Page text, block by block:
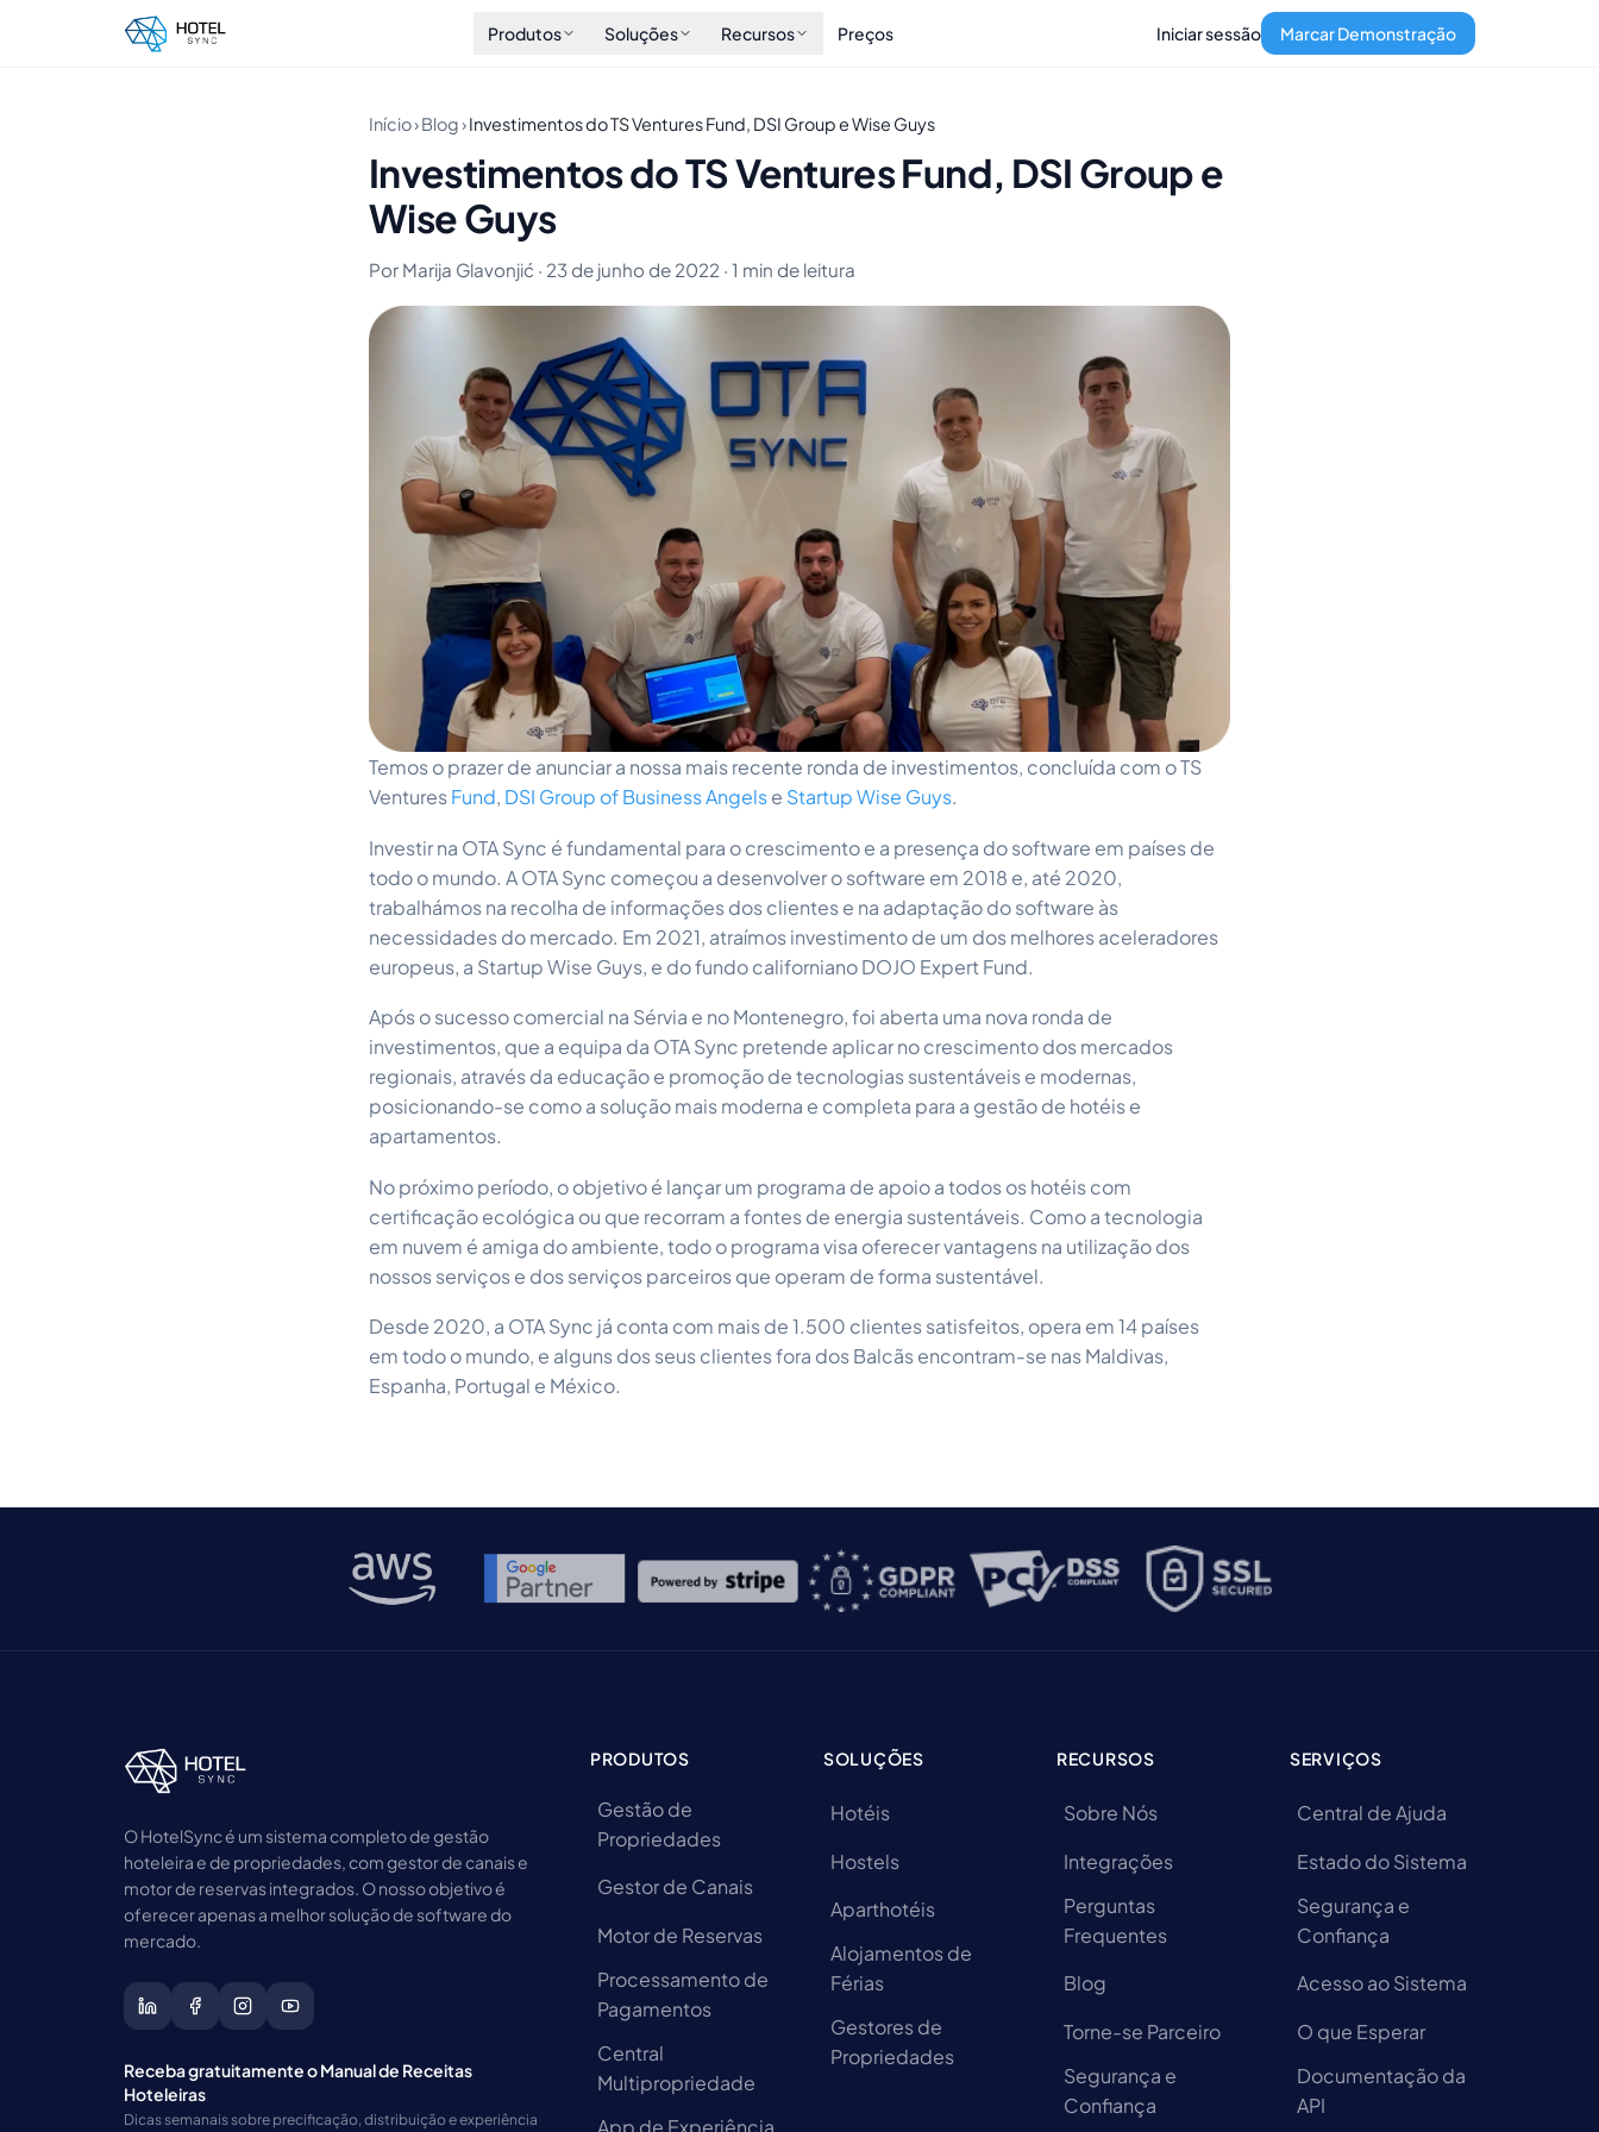
Produtos Soluções Recursos Preços Iniciar sessão Marcar Demonstração
Início›Blog›Investimentos do TS Ventures Fund, DSI Group e Wise Guys
Investimentos do TS Ventures Fund, DSI Group e
Wise Guys
Por Marija Glavonjić · 23 de junho de 2022 · 1 min de leitura
Temos o prazer de anunciar a nossa mais recente ronda de investimentos, concluída com o TS
VenturesFund, DSI Group of Business Angelse Startup Wise Guys.
Investir na OTA Sync é fundamental para o crescimento e a presença do software em países de
todo o mundo. A OTA Sync começou a desenvolver o software em 2018 e, até 2020,
trabalhámos na recolha de informações dos clientes e na adaptação do software às
necessidades do mercado. Em 2021, atraímos investimento de um dos melhores aceleradores
europeus, a Startup Wise Guys, e do fundo californiano DOJO Expert Fund.
Após o sucesso comercial na Sérvia e no Montenegro, foi aberta uma nova ronda de
investimentos, que a equipa da OTA Sync pretende aplicar no crescimento dos mercados
regionais, através da educação e promoção de tecnologias sustentáveis e modernas,
posicionando-se como a solução mais moderna e completa para a gestão de hotéis e
apartamentos.
No próximo período, o objetivo é lançar um programa de apoio a todos os hotéis com
certificação ecológica ou que recorram a fontes de energia sustentáveis. Como a tecnologia
em nuvem é amiga do ambiente, todo o programa visa oferecer vantagens na utilização dos
nossos serviços e dos serviços parceiros que operam de forma sustentável.
Desde 2020, a OTA Sync já conta com mais de 1.500 clientes satisfeitos, opera em 14 países
em todo o mundo, e alguns dos seus clientes fora dos Balcãs encontram-se nas Maldivas,
Espanha, Portugal e México.
O HotelSync é um sistema completo de gestão
hoteleira e de propriedades, com gestor de canais e
motor de reservas integrados. O nosso objetivo é
oferecer apenas a melhor solução de software do
mercado.
Receba gratuitamente o Manual de Receitas
Hoteleiras
Dicas semanais sobre precificação, distribuição e experiência
PRODUTOS
Gestão de
Propriedades
Gestor de Canais
Motor de Reservas
Processamento de
Pagamentos
Central
Multipropriedade
App de Experiência
SOLUÇÕES
Hotéis
Hostels
Aparthotéis
Alojamentos de
Férias
Gestores de
Propriedades
RECURSOS
Sobre Nós
Integrações
Perguntas
Frequentes
Blog
Torne-se Parceiro
Segurança e
Confiança
SERVIÇOS
Central de Ajuda
Estado do Sistema
Segurança e
Confiança
Acesso ao Sistema
O que Esperar
Documentação da
API